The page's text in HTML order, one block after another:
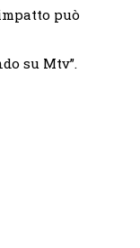
può
su Mtv”.